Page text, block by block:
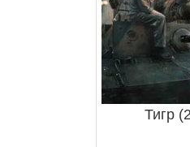
Тигр